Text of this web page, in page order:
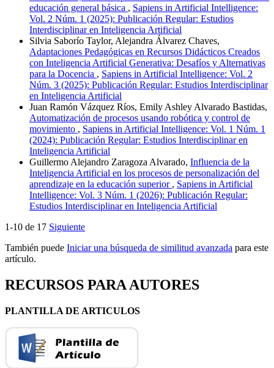
educación general básica , Sapiens in Artificial Intelligence:
Vol. 2 Núm. 1 (2025): Publicación Regular: Estudios
Interdisciplinar en Inteligencia Artificial
Silvia Saborío Taylor, Alejandra Álvarez Chaves,
Adaptaciones Pedagógicas en Recursos Didácticos Creados
con Inteligencia Artificial Generativa: Desafíos y Alternativas
para la Docencia , Sapiens in Artificial Intelligence: Vol. 2
Núm. 3 (2025): Publicación Regular: Estudios Interdisciplinar
en Inteligencia Artificial
Juan Ramón Vázquez Ríos, Emily Ashley Alvarado Bastidas,
Automatización de procesos usando robótica y control de
movimiento , Sapiens in Artificial Intelligence: Vol. 1 Núm. 1
(2024): Publicación Regular: Estudios Interdisciplinar en
Inteligencia Artificial
Guillermo Alejandro Zaragoza Alvarado, Influencia de la
Inteligencia Artificial en los procesos de personalización del
aprendizaje en la educación superior , Sapiens in Artificial
Intelligence: Vol. 3 Núm. 1 (2026): Publicación Regular:
Estudios Interdisciplinar en Inteligencia Artificial
1-10 de 17 Siguiente
También puede Iniciar una búsqueda de similitud avanzada para este
artículo.
RECURSOS PARA AUTORES
PLANTILLA DE ARTICULOS